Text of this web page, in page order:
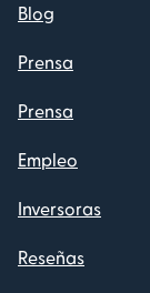
Blog
Prensa
Prensa
Empleo
Inversoras
Reseñas